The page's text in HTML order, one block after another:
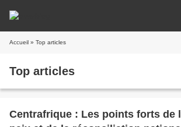
Accueil » Top articles
Top articles
Centrafrique : Les points forts de